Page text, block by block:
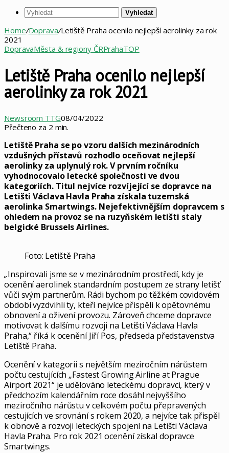
Vyhledat
Home/Doprava/Letiště Praha ocenilo nejlepší aerolinky za rok
2021
DopravaMěsta & regiony ČRPrahaTOP
Letiště Praha ocenilo nejlepší
aerolinky za rok 2021
Newsroom TTG08/04/2022
Přečteno za 2 min.
Letiště Praha se po vzoru dalších mezinárodních
vzdušných přístavů rozhodlo oceňovat nejlepší
aerolinky za uplynulý rok. V prvním ročníku
vyhodnocovalo letecké společnosti ve dvou
kategoriích. Titul nejvíce rozvíjející se dopravce na
Letišti Václava Havla Praha získala tuzemská
aerolinka Smartwings. Nejefektivnějším dopravcem s
ohledem na provoz se na ruzyňském letišti staly
belgické Brussels Airlines.
Foto: Letiště Praha
„Inspirovali jsme se v mezinárodním prostředí, kdy je
ocenění aerolinek standardním postupem ze strany letišť
vůči svým partnerům. Rádi bychom po těžkém covidovém
období vyzdvihli ty, kteří nejvíce přispěli k opětovnému
obnovení a oživení provozu. Zároveň chceme dopravce
motivovat k dalšímu rozvoji na Letišti Václava Havla
Praha,“ říká k ocenění Jiří Pos, předseda představenstva
Letiště Praha.
Ocenění v kategorii s největším meziročním nárůstem
počtu cestujících „Fastest Growing Airline at Prague
Airport 2021“ je udělováno leteckému dopravci, který v
předchozím kalendářním roce dosáhl nejvyššího
meziročního nárůstu v celkovém počtu přepravených
cestujících ve srovnání s rokem 2020, a nejvíce tak přispěl
k obnově a rozvoji leteckých spojení na Letišti Václava
Havla Praha. Pro rok 2021 ocenění získal dopravce
Smartwings.